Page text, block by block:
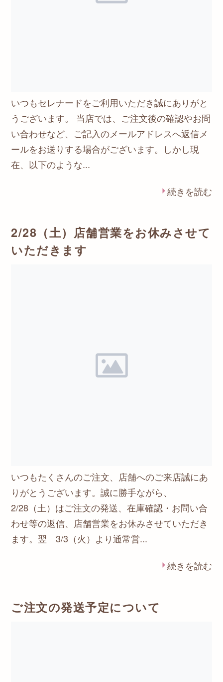
いつもセレナードをご利用いただき誠にありがと
うございます。 当店では、ご注文後の確認やお問
い合わせなど、ご記入のメールアドレスへ返信メ
ールをお送りする場合がございます。しかし現
在、以下のような...
続きを読む
2/28（土）店舗営業をお休みさせて
いただきます
いつもたくさんのご注文、店舗へのご来店誠にあ
りがとうございます。誠に勝手ながら、
2/28（土）はご注文の発送、在庫確認・お問い合
わせ等の返信、店舗営業をお休みさせていただき
ます。翌 3/3（火）より通常営...
続きを読む
ご注文の発送予定について